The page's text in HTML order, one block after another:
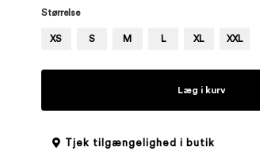
Størrelse
XS S M L XL XXL
Læg i kurv
Tjek tilgængelighed i butik